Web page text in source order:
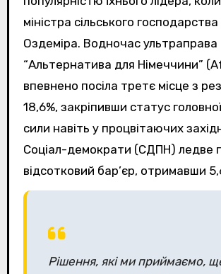
міністра сільського
Оздеміра. Водночас ультраправа
“Альтернатива для Німеччини”
впевнено посіла третє місце з
18,6%, закріпивши статус
сили навіть у процвітаючих
Соціал-демократи (СДПН) ледве
відсотковий бар’єр, отримавши
Рішення, які ми приймаємо,